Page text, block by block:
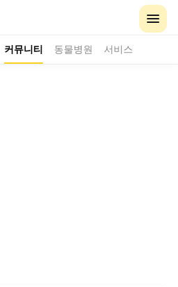
커뮤니티 동물병원 서비스